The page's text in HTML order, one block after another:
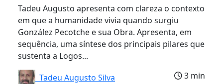
Tadeu Augusto apresenta com clareza o contexto
em que a humanidade vivia quando surgiu
González Pecotche e sua Obra. Apresenta, em
sequência, uma síntese dos principais pilares que
sustenta a Logos...
Tadeu Augusto Silva
3 min